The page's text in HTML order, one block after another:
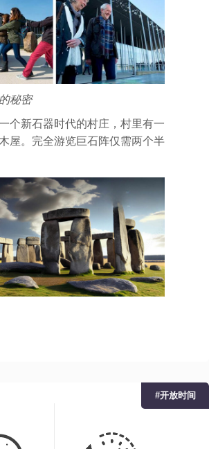
秘密
个新石器时代的村庄，村里有一
屋。完全游览巨石阵仅需两个半
#开放时间